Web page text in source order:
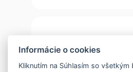
Informácie o cookies
Kliknutím na Súhlasím so všetkým